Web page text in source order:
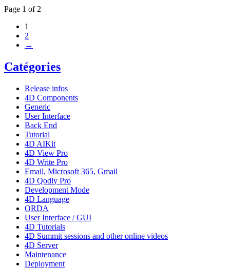
Page 1 of 2
1
2
→
Catégories
Release infos
4D Components
Generic
User Interface
Back End
Tutorial
4D AIKit
4D View Pro
4D Write Pro
Email, Microsoft 365, Gmail
4D Qodly Pro
Development Mode
4D Language
ORDA
User Interface / GUI
4D Tutorials
4D Summit sessions and other online videos
4D Server
Maintenance
Deployment